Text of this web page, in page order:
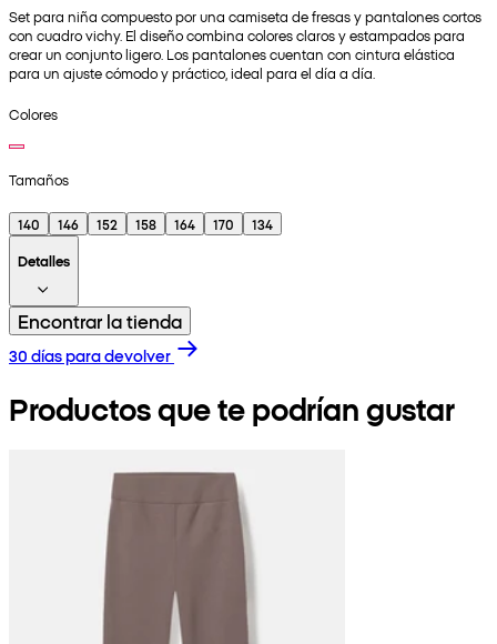
Set para niña compuesto por una camiseta de fresas y pantalones cortos
con cuadro vichy. El diseño combina colores claros y estampados para
crear un conjunto ligero. Los pantalones cuentan con cintura elástica
para un ajuste cómodo y práctico, ideal para el día a día.
Colores
Tamaños
140 146 152 158 164 170
134
Detalles
Encontrar la tienda
30 días para devolver
Productos que te podrían gustar